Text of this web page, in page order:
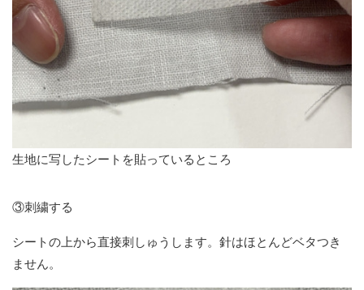
生地に写したシートを貼っているところ
③刺繍する
シートの上から直接刺しゅうします。針はほとんどベタつき
ません。